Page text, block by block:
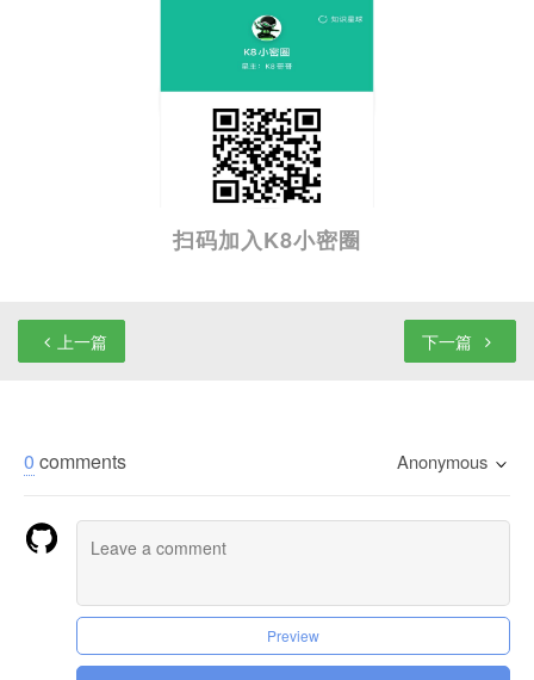
扫码加入K8小密圈
上一篇 下一篇
0 comments Anonymous
Preview